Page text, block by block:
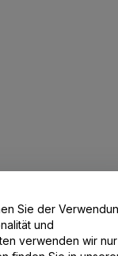
Sie der
und